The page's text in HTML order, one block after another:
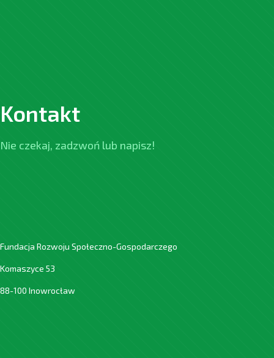
Kontakt
Nie czekaj, zadzwoń lub napisz!
Fundacja Rozwoju Społeczno-Gospodarczego
Komaszyce 53
88-100 Inowrocław